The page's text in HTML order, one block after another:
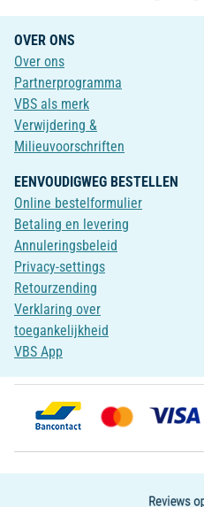
OVER ONS
Over ons
Partnerprogramma
VBS als merk
Verwijdering &
Milieuvoorschriften
EENVOUDIGWEG BESTELLEN
Online bestelformulier
Betaling en levering
Annuleringsbeleid
Privacy-settings
Retourzending
Verklaring over
toegankelijkheid
VBS App